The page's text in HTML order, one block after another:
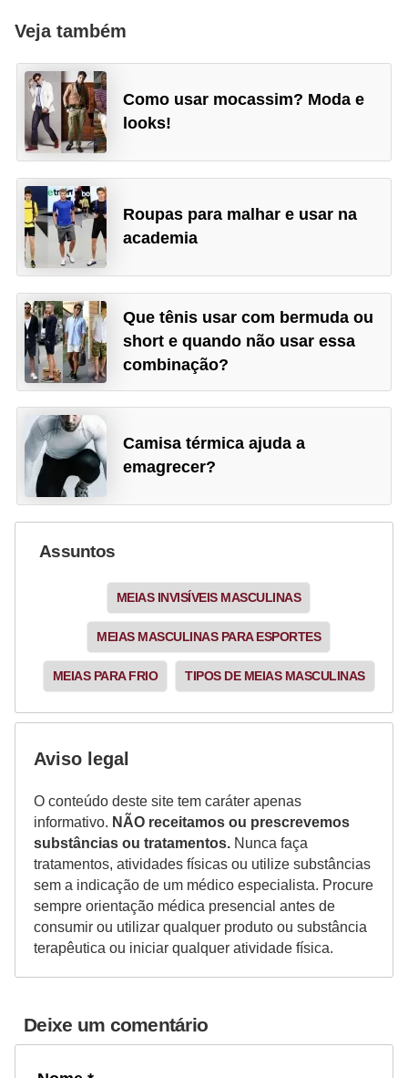
Veja também
Como usar mocassim? Moda e
looks!
Roupas para malhar e usar na
academia
Que tênis usar com bermuda ou
short e quando não usar essa
combinação?
Camisa térmica ajuda a
emagrecer?
Assuntos
MEIAS INVISÍVEIS MASCULINAS
MEIAS MASCULINAS PARA ESPORTES
MEIAS PARA FRIO TIPOS DE MEIAS MASCULINAS
Aviso legal
O conteúdo deste site tem caráter apenas
informativo. NÃO receitamos ou prescrevemos
substâncias ou tratamentos. Nunca faça
tratamentos, atividades físicas ou utilize substâncias
sem a indicação de um médico especialista. Procure
sempre orientação médica presencial antes de
consumir ou utilizar qualquer produto ou substância
terapêutica ou iniciar qualquer atividade física.
Deixe um comentário